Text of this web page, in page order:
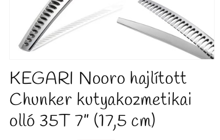
KEGARI Nooro hajlított
Chunker kutyakozmetikai
olló 35T 7” (17,5 cm)